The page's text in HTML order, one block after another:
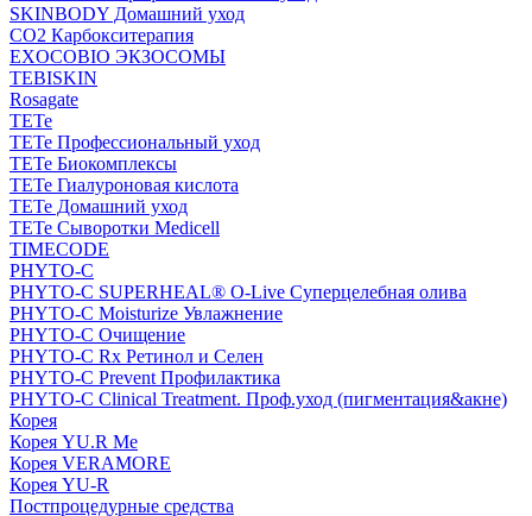
SKINBODY Домашний уход
CO2 Карбокситерапия
EXOCOBIO ЭКЗОСОМЫ
TEBISKIN
Rosagate
TETe
TETe Профессиональный уход
TETe Биокомплексы
TETe Гиалуроновая кислота
TETe Домашний уход
TETe Сыворотки Medicell
TIMECODE
PHYTO-C
PHYTO-C SUPERHEAL® O-Live Суперцелебная олива
PHYTO-C Moisturize Увлажнение
PHYTO-C Очищение
PHYTO-C Rx Ретинол и Селен
PHYTO-C Prevent Профилактика
PHYTO-C Clinical Treatment. Проф.уход (пигментация&акне)
Корея
Корея YU.R Me
Корея VERAMORE
Корея YU-R
Постпроцедурные средства